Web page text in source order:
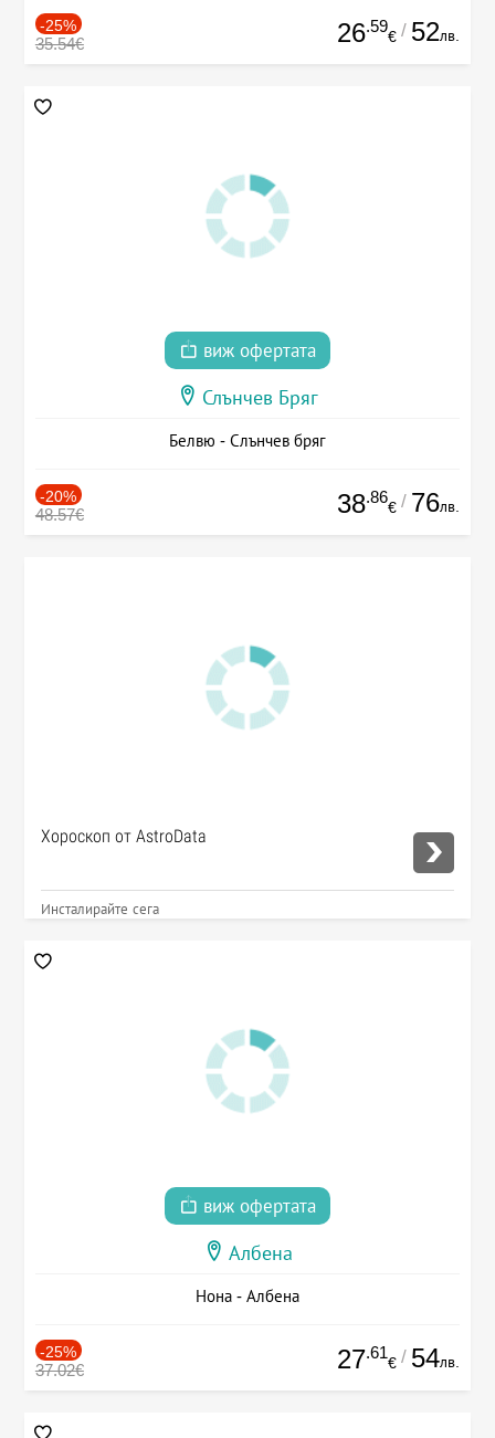
-25%
35.54€ 26.59
€ / 52лв.
виж офертата
Слънчев Бряг
Белвю - Слънчев бряг
-20%
48.57€ 38.86
€ / 76лв.
Хороскоп от AstroData
Инсталирайте сега
виж офертата
Албена
Нона - Албена
-25%
37.02€ 27.61
€ / 54лв.